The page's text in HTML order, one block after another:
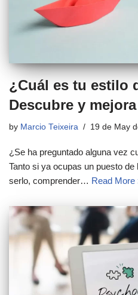
¿Cuál es tu estilo
Descubre y
by Marcio Teixeira 19 de May
¿Se ha preguntado alguna vez
Tanto si ya ocupas un puesto
serlo, comprender… Read More